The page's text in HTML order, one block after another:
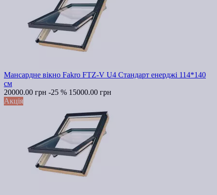
Мансардне вікно Fakro FTZ-V U4 Стандарт енерджі 114*140
см
20000.00 грн -25 % 15000.00 грн
Акція